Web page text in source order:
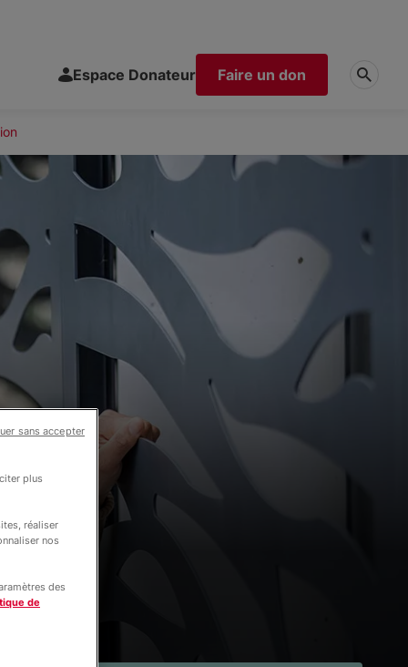
Espace Donateur Faire un don
» :
plus
réaliser
nos
des
de
sans accepter